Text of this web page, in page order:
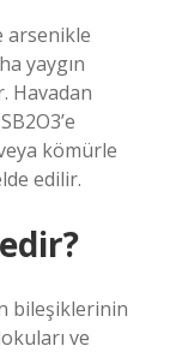
arsenikle
yaygın
Havadan
kömürle
edilir.
bileşiklerinin
ve